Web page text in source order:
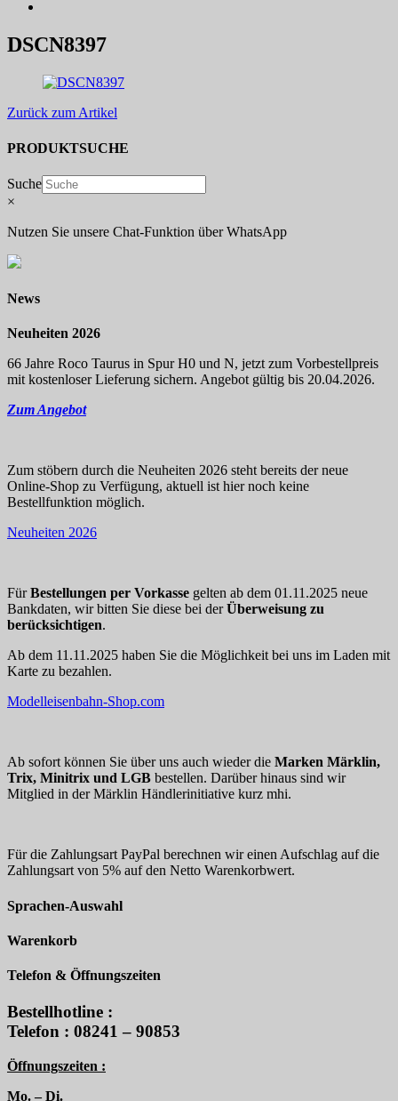
DSCN8397
Zurück zum Artikel
PRODUKTSUCHE
Suche
×
Nutzen Sie unsere Chat-Funktion über WhatsApp
News
Neuheiten 2026
66 Jahre Roco Taurus in Spur H0 und N, jetzt zum Vorbestellpreis
mit kostenloser Lieferung sichern. Angebot gültig bis 20.04.2026.
Zum Angebot
Zum stöbern durch die Neuheiten 2026 steht bereits der neue
Online-Shop zu Verfügung, aktuell ist hier noch keine
Bestellfunktion möglich.
Neuheiten 2026
FürBestellungen per Vorkasse gelten ab dem 01.11.2025 neue
Bankdaten, wir bitten Sie diese bei derÜberweisung zu
berücksichtigen.
Ab dem 11.11.2025 haben Sie die Möglichkeit bei uns im Laden mit
Karte zu bezahlen.
Modelleisenbahn-Shop.com
Ab sofort können Sie über uns auch wieder die Marken Märklin,
Trix, Minitrix und LGB bestellen. Darüber hinaus sind wir
Mitglied in der Märklin Händlerinitiative kurz mhi.
Für die Zahlungsart PayPal berechnen wir einen Aufschlag auf die
Zahlungsart von 5% auf den Netto Warenkorbwert.
Sprachen-Auswahl
Warenkorb
Telefon & Öffnungszeiten
Bestellhotline :
Telefon : 08241 – 90853
Öffnungszeiten :
Mo. – Di.